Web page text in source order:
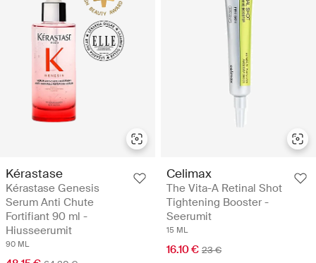
Kérastase
Kérastase Genesis
Serum Anti Chute
Fortifiant 90 ml -
Hiusseerumit
90 ML
Celimax
The Vita-A Retinal Shot
Tightening Booster -
Seerumit
15 ML
16.10 € 23 €